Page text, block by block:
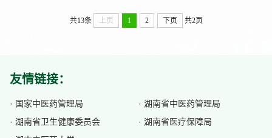
共13条 上页 1 2 下页 共2页
友情链接：
· 国家中医药管理局
· 湖南省中医药管理局
· 湖南省卫生健康委员会
· 湖南省医疗保障局